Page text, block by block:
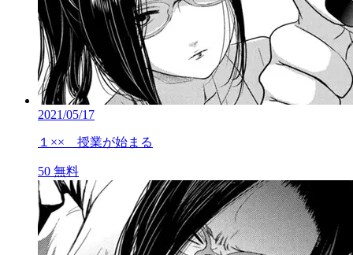
2021/05/17
１×× 授業が始まる
50 無料